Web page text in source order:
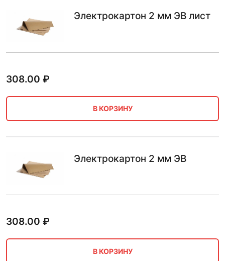
Электрокартон 2 мм ЭВ лист
308.00 ₽
В КОРЗИНУ
Электрокартон 2 мм ЭВ
308.00 ₽
В КОРЗИНУ